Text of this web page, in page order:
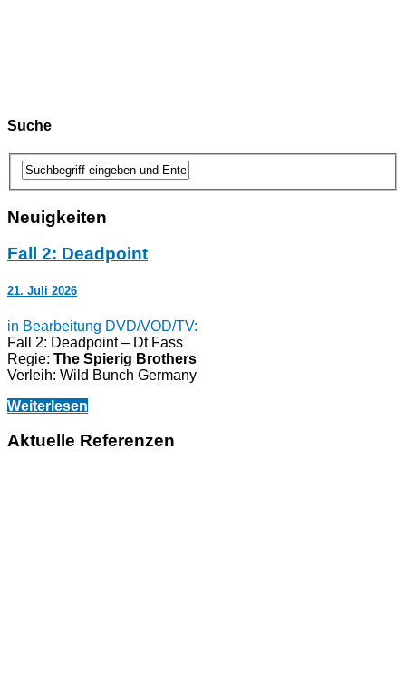
Suche
Neuigkeiten
Fall 2: Deadpoint
21. Juli 2026
in Bearbeitung DVD/VOD/TV:
Fall 2: Deadpoint – Dt Fass
Regie: The Spierig Brothers
Verleih: Wild Bunch Germany
Weiterlesen
Aktuelle Referenzen